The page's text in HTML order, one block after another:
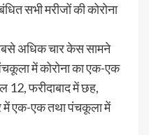
सभी मरीजों की कोरोना
सबसे अधिक चार केस सामने
में कोरोना का एक-एक
फरीदाबाद में छह,
में एक-एक तथा पंचकूला में